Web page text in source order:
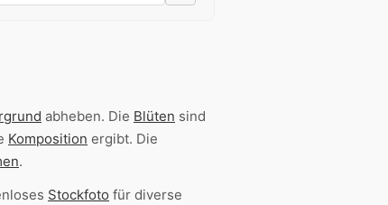
abheben. Die Blüten sind
Komposition ergibt. Die
.
Stockfoto für diverse